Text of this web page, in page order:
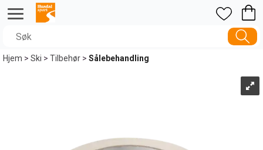
Hjem>Ski>Tilbehør>Sålebehandling